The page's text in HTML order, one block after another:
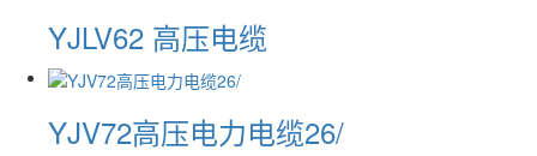
YJLV62 高压电缆
YJV72高压电力电缆26/